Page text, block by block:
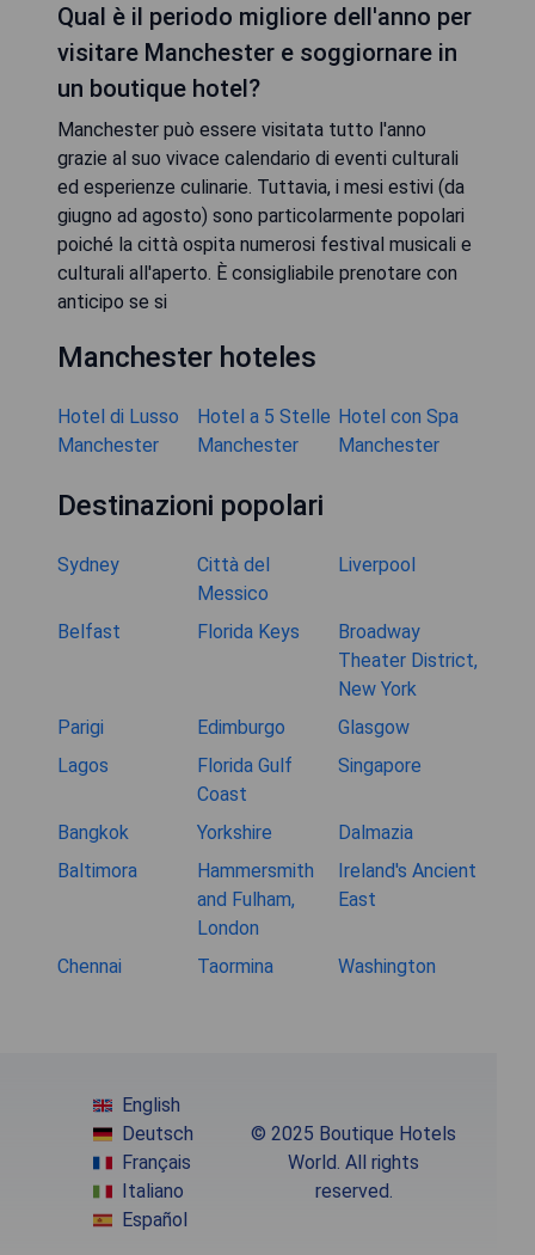
Qual è il periodo migliore dell'anno per
visitare Manchester e soggiornare in
un boutique hotel?
Manchester può essere visitata tutto l'anno
grazie al suo vivace calendario di eventi culturali
ed esperienze culinarie. Tuttavia, i mesi estivi (da
giugno ad agosto) sono particolarmente popolari
poiché la città ospita numerosi festival musicali e
culturali all'aperto. È consigliabile prenotare con
anticipo se si
Manchester hoteles
Hotel di Lusso
Manchester
Hotel a 5 Stelle
Manchester
Hotel con Spa
Manchester
Destinazioni popolari
Sydney
Città del
Messico
Liverpool
Belfast Florida Keys
Broadway
Theater District,
New York
Parigi
Edimburgo
Glasgow
Lagos
Florida Gulf
Coast
Singapore
Bangkok Yorkshire
Dalmazia
Baltimora
Hammersmith
and Fulham,
London
Ireland's Ancient
East
Chennai Taormina Washington
English
Deutsch
Français
Italiano
Español
© 2025 Boutique Hotels
World. All rights
reserved.